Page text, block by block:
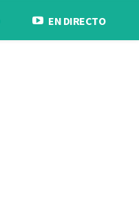
EN DIRECTO